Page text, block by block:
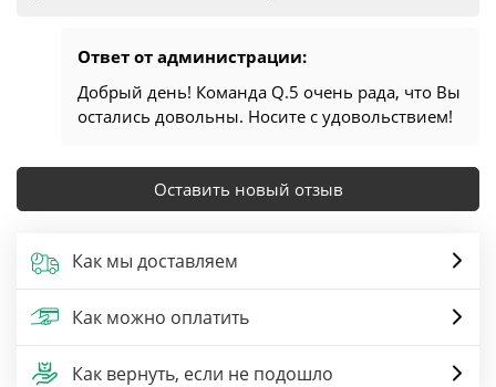
Ответ от администрации:
Добрый день! Команда Q.5 очень рада, что Вы
остались довольны. Носите с удовольствием!
Оставить новый отзыв
Как мы доставляем
Как можно оплатить
Как вернуть, если не подошло